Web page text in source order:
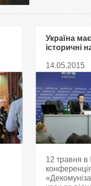
Україна
історичні
14.05.2015
12 травня в